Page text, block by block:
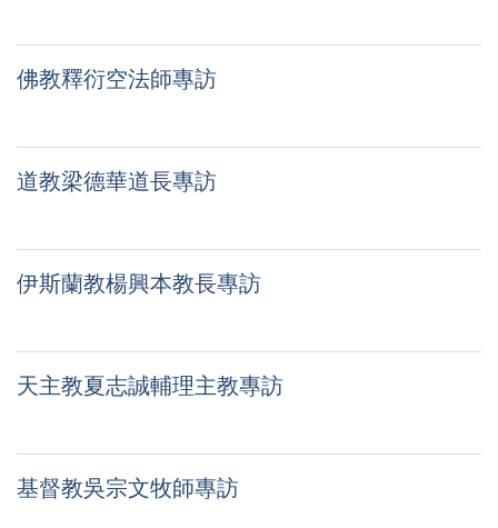
佛教釋衍空法師專訪
道教梁德華道長專訪
伊斯蘭教楊興本教長專訪
天主教夏志誠輔理主教專訪
基督教吳宗文牧師專訪